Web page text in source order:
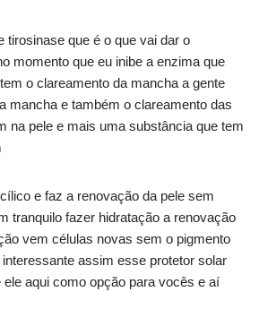
tirosinase que é o que vai dar o
momento que eu inibe a enzima que
o clareamento da mancha a gente
mancha e também o clareamento das
na pele e mais uma substância que tem
e faz a renovação da pele sem
tranquilo fazer hidratação a renovação
vem células novas sem o pigmento
assim esse protetor solar
ele aqui como opção para vocês e aí